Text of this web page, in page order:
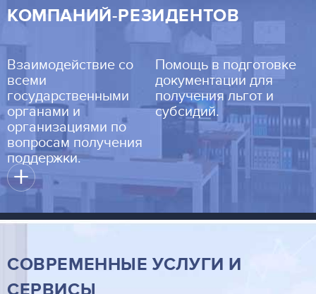
КОМПАНИЙ-РЕЗИДЕНТОВ
Взаимодействие со
всеми
государственными
органами и
организациями по
вопросам получения
поддержки.
Помощь в подготовке
документации для
получения льгот и
субсидий.
+
СОВРЕМЕННЫЕ УСЛУГИ И